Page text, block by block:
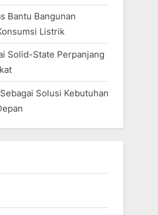
Bantu Bangunan
Listrik
Solid-State Perpanjang
Solusi Kebutuhan